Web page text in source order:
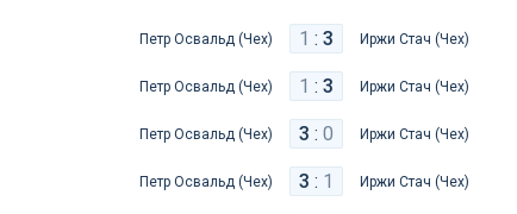
Петр Освальд (Чех) 1 : 3 Иржи Стач (Чех)
Петр Освальд (Чех) 1 : 3 Иржи Стач (Чех)
Петр Освальд (Чех) 3 : 0 Иржи Стач (Чех)
Петр Освальд (Чех) 3 : 1 Иржи Стач (Чех)